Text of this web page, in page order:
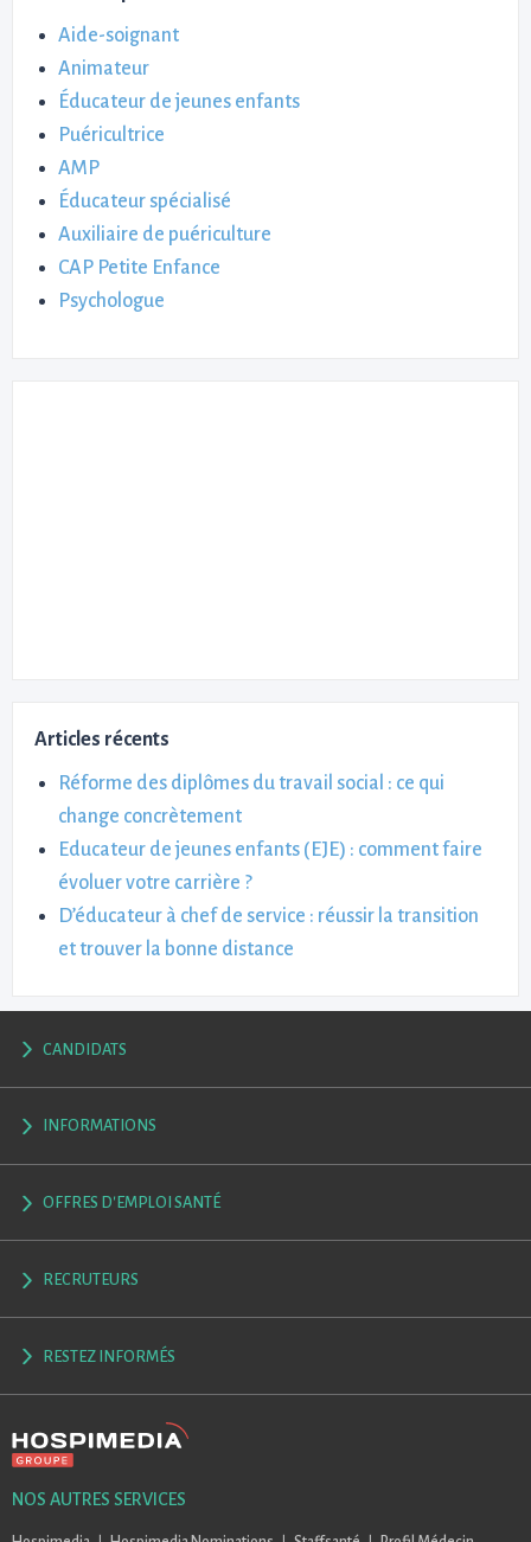
Aide-soignant
Animateur
Éducateur de jeunes enfants
Puéricultrice
AMP
Éducateur spécialisé
Auxiliaire de puériculture
CAP Petite Enfance
Psychologue
Articles récents
Réforme des diplômes du travail social : ce qui
change concrètement
Educateur de jeunes enfants (EJE) : comment faire
évoluer votre carrière ?
D’éducateur à chef de service : réussir la transition
et trouver la bonne distance
CANDIDATS
INFORMATIONS
OFFRES D'EMPLOI SANTÉ
RECRUTEURS
RESTEZ INFORMÉS
NOS AUTRES SERVICES